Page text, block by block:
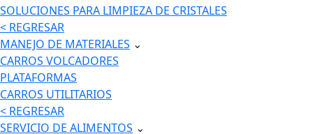
SOLUCIONES PARA LIMPIEZA DE CRISTALES
< REGRESAR
MANEJO DE MATERIALES ⌄
CARROS VOLCADORES
PLATAFORMAS
CARROS UTILITARIOS
< REGRESAR
SERVICIO DE ALIMENTOS ⌄